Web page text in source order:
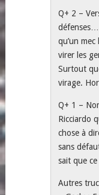
Q+ 2 –
défenses…
qu’un
virer les
Surtout
virage.
Q+ 1 –
Ricciardo
chose à
sans
sait que ce
Autres